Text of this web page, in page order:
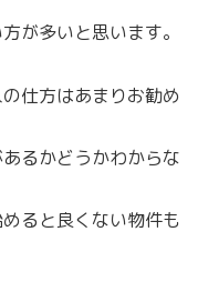
が多いと思います。
仕方はあまりお勧め
るかどうかわからな
ると良くない物件も